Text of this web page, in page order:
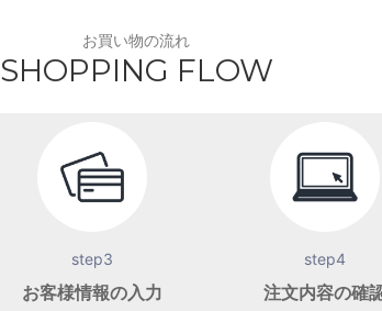
お買い物の流れ
SHOPPING FLOW
step3
お客様情報の入力
step4
注文内容の確